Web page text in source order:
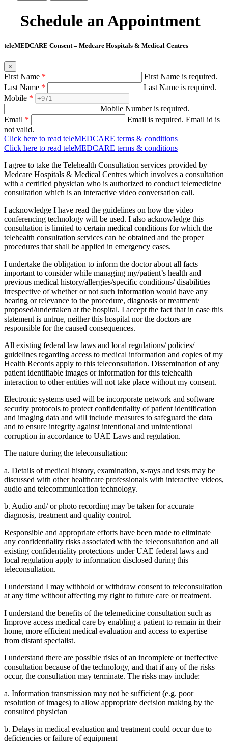
Schedule an Appointment
teleMEDCARE Consent – Medcare Hospitals & Medical Centres
×
First Name *
First Name is required.
Last Name *
Last Name is required.
Mobile *
Mobile Number is required.
Email * Email is required. Email id is
not valid.
Click here to read teleMEDCARE terms & conditions
Click here to read teleMEDCARE terms & conditions
I agree to take the Telehealth Consultation services provided by
Medcare Hospitals & Medical Centres which involves a consultation
with a certified physician who is authorized to conduct telemedicine
consultation which is an interactive video conversation call.
I acknowledge I have read the guidelines on how the video
conferencing technology will be used. I also acknowledge this
consultation is limited to certain medical conditions for which the
telehealth consultation services can be obtained and the proper
procedures that shall be applied in emergency cases.
I undertake the obligation to inform the doctor about all facts
important to consider while managing my/patient’s health and
previous medical history/allergies/specific conditions/ disabilities
irrespective of whether or not such information would have any
bearing or relevance to the procedure, diagnosis or treatment/
proposed/undertaken at the hospital. I accept the fact that in case this
statement is untrue, neither this hospital nor the doctors are
responsible for the caused consequences.
All existing federal law laws and local regulations/ policies/
guidelines regarding access to medical information and copies of my
Health Records apply to this teleconsultation. Dissemination of any
patient identifiable images or information for this telehealth
interaction to other entities will not take place without my consent.
Electronic systems used will be incorporate network and software
security protocols to protect confidentiality of patient identification
and imaging data and will include measures to safeguard the data
and to ensure integrity against intentional and unintentional
corruption in accordance to UAE Laws and regulation.
The nature during the teleconsultation:
a. Details of medical history, examination, x-rays and tests may be
discussed with other healthcare professionals with interactive videos,
audio and telecommunication technology.
b. Audio and/ or photo recording may be taken for accurate
diagnosis, treatment and quality control.
Responsible and appropriate efforts have been made to eliminate
any confidentiality risks associated with the teleconsultation and all
existing confidentiality protections under UAE federal laws and
local regulation apply to information disclosed during this
teleconsultation.
I understand I may withhold or withdraw consent to teleconsultation
at any time without affecting my right to future care or treatment.
I understand the benefits of the telemedicine consultation such as
Improve access medical care by enabling a patient to remain in their
home, more efficient medical evaluation and access to expertise
from distant specialist.
I understand there are possible risks of an incomplete or ineffective
consultation because of the technology, and that if any of the risks
occur, the consultation may terminate. The risks may include:
a. Information transmission may not be sufficient (e.g. poor
resolution of images) to allow appropriate decision making by the
consulted physician
b. Delays in medical evaluation and treatment could occur due to
deficiencies or failure of equipment